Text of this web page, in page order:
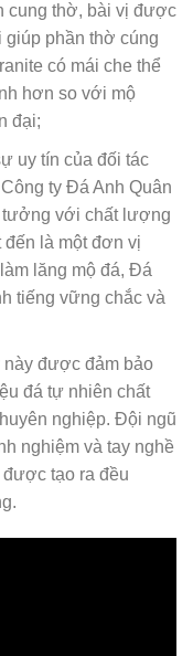
cung thờ, bài vị được
giúp phần thờ cúng
có mái che thể
hơn so với mộ
đại;
uy tín của đối tác
ty Đá Anh Quân
tưởng với chất lượng
là một đơn vị
lăng mộ đá, Đá
tiếng vững chắc và
được đảm bảo
đá tự nhiên chất
nghiệp. Đội ngũ
nghiệm và tay nghề
tạo ra đều